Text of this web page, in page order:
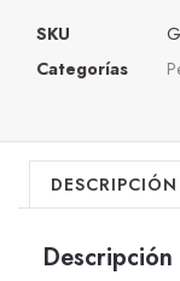
SKU
Categorías
DESCRIPCIÓN
Descripción